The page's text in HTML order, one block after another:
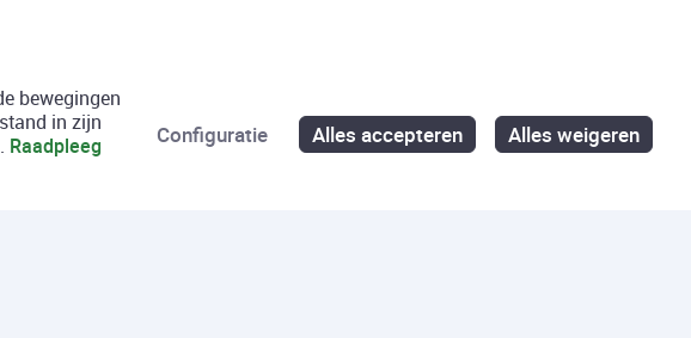
bewegingen
in zijn
Raadpleeg
Configuratie Alles accepteren Alles weigeren